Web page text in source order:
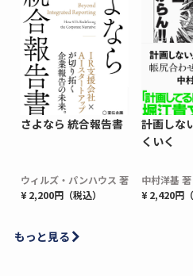
さよなら 統合報告書
ウィルズ・パンハウス 著
¥ 2,200円（税込）
計画しな
くいく
中村洋基 著
¥ 2,420円（
もっと見る